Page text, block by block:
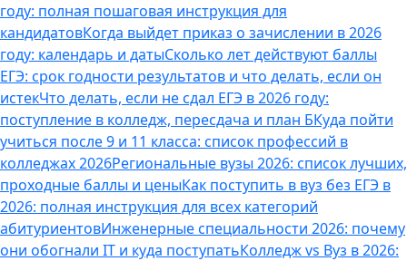
году: полная пошаговая инструкция для
кандидатовКогда выйдет приказ о зачислении в 2026
году: календарь и датыСколько лет действуют баллы
ЕГЭ: срок годности результатов и что делать, если он
истекЧто делать, если не сдал ЕГЭ в 2026 году:
поступление в колледж, пересдача и план БКуда пойти
учиться после 9 и 11 класса: список профессий в
колледжах 2026Региональные вузы 2026: список лучших,
проходные баллы и ценыКак поступить в вуз без ЕГЭ в
2026: полная инструкция для всех категорий
абитуриентовИнженерные специальности 2026: почему
они обогнали IT и куда поступатьКолледж vs Вуз в 2026: